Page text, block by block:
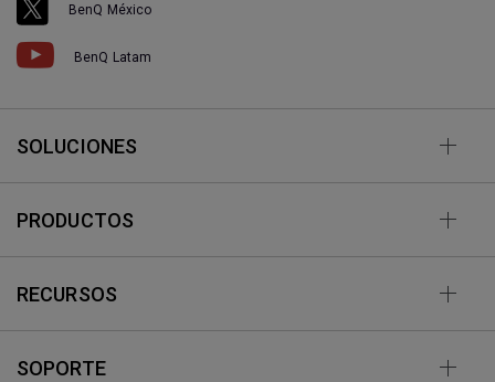
BenQ México
BenQ Latam
SOLUCIONES
PRODUCTOS
RECURSOS
SOPORTE